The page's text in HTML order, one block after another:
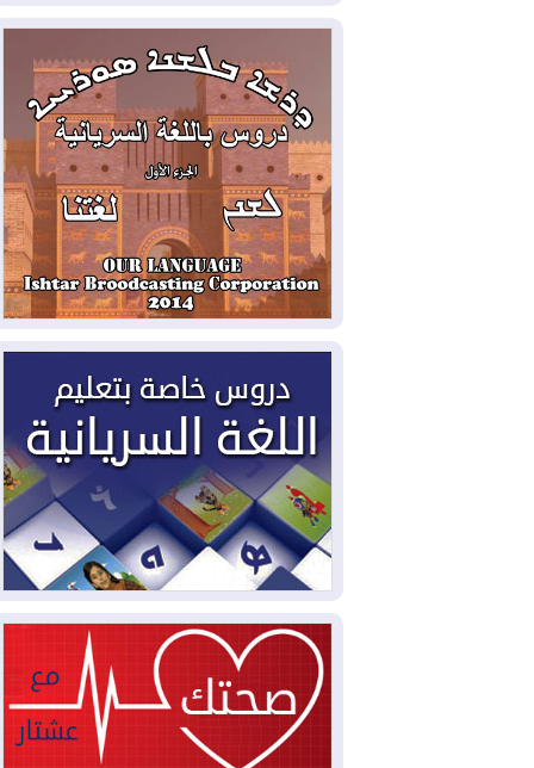
قد يختبر تماسك الناتو بهجوم محدود
2026-08-06نيجيرفان بارزاني حول اجتماع
"إدارة الدولة": أكدنا دعم تنفيذ البرنامج
الحكومي وأهمية حصر السلاح
2026-08-06ائتلاف ادارة الدولة: من
يقومون بسلوك يهدد امن البلاد خارجون عن
القانون يجب محاربتهم
2026-08-06بعد هجومين قرب باب المندب..
تحذيرات من تصعيد يهدد الملاحة في البحر
الأحمر
2026-08-06مئات القاصرين بلا مأوى.. أزمة
سبتة تتصاعد وتضغط على مدريد
2026-08-05
لمدة عام.. بدء توريد 100
مليون قدم مكعب يومياً من غاز كورمور في
إقليم كوردستان إلى وزارة الكهرباء العراقية
2026-08-05
15كارثة بيئية ومناخية ترسم
ملامح أخطر التحديات التي تواجه العراق
اليوم
2026-08-05
حرائق فرنسا.. توقيف 402
شخص بينهم 156 قاصرا منذ بداية موسم